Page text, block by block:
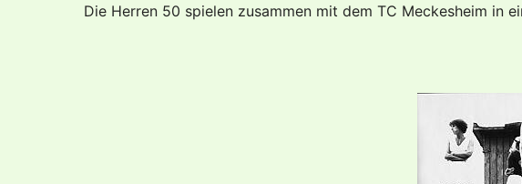
Die Herren 50 spielen zusammen mit dem TC Meckesheim in